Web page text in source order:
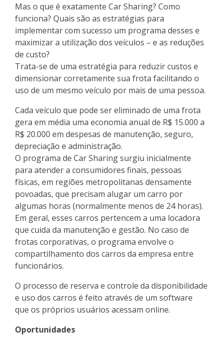
Mas o que é exatamente Car Sharing? Como
funciona? Quais são as estratégias para
implementar com sucesso um programa desses e
maximizar a utilização dos veículos – e as reduções
de custo?
Trata-se de uma estratégia para reduzir custos e
dimensionar corretamente sua frota facilitando o
uso de um mesmo veículo por mais de uma pessoa.
Cada veículo que pode ser eliminado de uma frota
gera em média uma economia anual de R$ 15.000 a
R$ 20.000 em despesas de manutenção, seguro,
depreciação e administração.
O programa de Car Sharing surgiu inicialmente
para atender a consumidores finais, pessoas
físicas, em regiões metropolitanas densamente
povoadas, que precisam alugar um carro por
algumas horas (normalmente menos de 24 horas).
Em geral, esses carros pertencem a uma locadora
que cuida da manutenção e gestão. No caso de
frotas corporativas, o programa envolve o
compartilhamento dos carros da empresa entre
funcionários.
O processo de reserva e controle da disponibilidade
e uso dos carros é feito através de um software
que os próprios usuários acessam online.
Oportunidades